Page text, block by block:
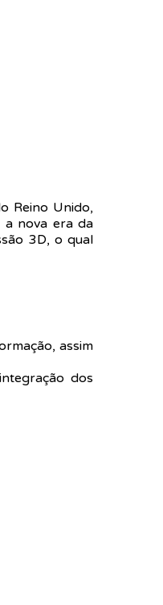
Reino Unido,
a nova era da
3D, o qual
assim
dos